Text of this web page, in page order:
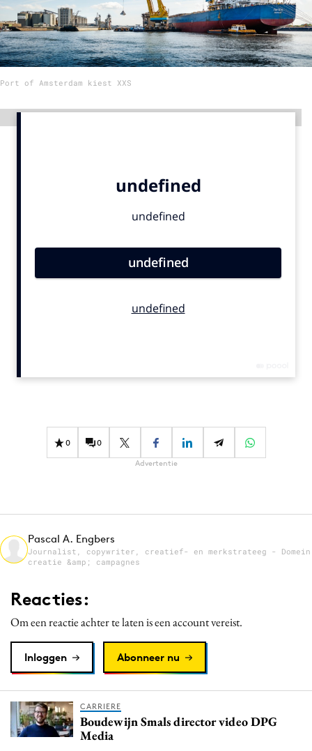
Home
9 sept: GenAI-training
12 nov: MarketingLive!
Adverteren
Opleidingen
Bureaus
Data & Insights
Effectiviteit
Martech
Media
PR
Programmatic
Reputatie & crisis
Port of Amsterdam kiest XXS
0 0
Advertentie
Pascal A. Engbers
Journalist, copywriter, creatief- en merkstrateeg - Domein
creatie &amp; campagnes
Reacties:
Om een reactie achter te laten is een account vereist.
Inloggen Abonneer nu
CARRIERE
Boudewijn Smals director video DPG
Media